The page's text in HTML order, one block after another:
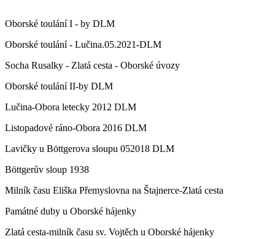
Oborské toulání I - by DLM
Oborské toulání - Lučina.05.2021-DLM
Socha Rusalky - Zlatá cesta - Oborské úvozy
Oborské toulání II-by DLM
Lučina-Obora letecky 2012 DLM
Listopadové ráno-Obora 2016 DLM
Lavičky u Böttgerova sloupu 052018 DLM
Böttgerův sloup 1938
Milník času Eliška Přemyslovna na Štajnerce-Zlatá cesta
Památné duby u Oborské hájenky
Zlatá cesta-milník času sv. Vojtěch u Oborské hájenky